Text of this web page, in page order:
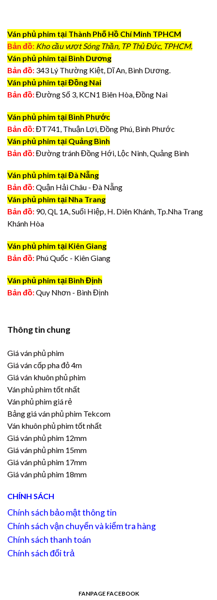
Ván phủ phim tại Thành Phố Hồ Chí Minh TPHCM
Bản đồ: Kho cầu vượt Sóng Thần, TP Thủ Đức, TPHCM.
Ván phủ phim tại Bình Dương
Bản đồ: 343 Lý Thường Kiệt, Dĩ An, Bình Dương.
Ván phủ phim tại Đồng Nai
Bản đồ:Đường Số 3, KCN1 Biên Hòa, Đồng Nai
Ván phủ phim tại Bình Phước
Bản đồ:ĐT741, Thuận Lợi, Đồng Phú, Bình Phước
Ván phủ phim tại Quảng Bình
Bản đồ:Đường tránh Đồng Hới, Lộc Ninh, Quảng Bình
Ván phủ phim tại Đà Nẵng
Bản đồ:Quận Hải Châu - Đà Nẵng
Ván phủ phim tại Nha Trang
Bản đồ: 90, QL 1A, Suối Hiệp, H. Diên Khánh, Tp.Nha Trang
Khánh Hòa
Ván phủ phim tại Kiên Giang
Bản đồ: Phú Quốc - Kiên Giang
Ván phủ phim tại Bình Định
Bản đồ:Quy Nhơn - Bình Định
Thông tin chung
Giá ván phủ phim
Giá ván cốp pha đỏ 4m
Giá ván khuôn phủ phim
Ván phủ phim tốt nhất
Ván phủ phim giá rẻ
Bảng giá ván phủ phim Tekcom
Ván khuôn phủ phim tốt nhất
Giá ván phủ phim 12mm
Giá ván phủ phim 15mm
Giá ván phủ phim 17mm
Giá ván phủ phim 18mm
CHÍNH SÁCH
Chính sách bảo mật thông tin
Chính sách vận chuyển và kiểm tra hàng
Chính sách thanh toán
Chính sách đổi trả
FANPAGE FACEBOOK